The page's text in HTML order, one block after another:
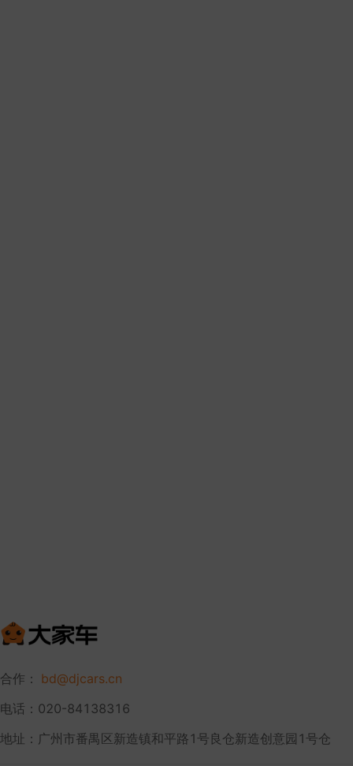
合作： bd@djcars.cn
电话：020-84138316
地址：广州市番禺区新造镇和平路1号良仓新造创意园1号仓